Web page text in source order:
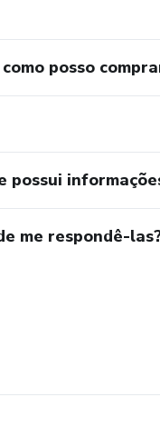
posso
possui
me respondê-